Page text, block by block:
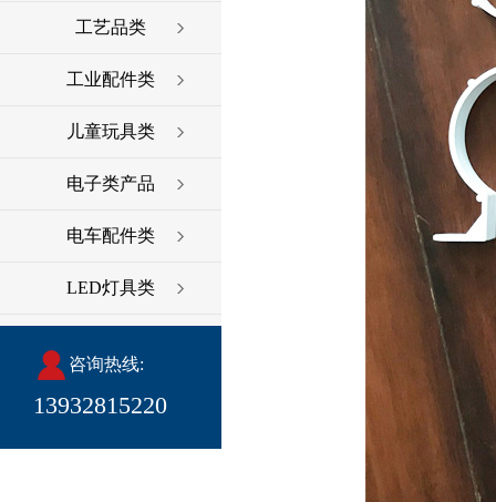
工艺品类
工业配件类
儿童玩具类
电子类产品
电车配件类
LED灯具类
咨询热线:
13932815220